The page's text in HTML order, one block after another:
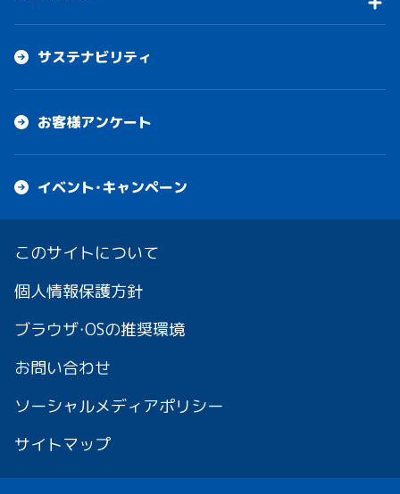
サステナビリティ
お客様アンケート
イベント・キャンペーン
このサイトについて
個人情報保護方針
ブラウザ・OSの推奨環境
お問い合わせ
ソーシャルメディアポリシー
サイトマップ